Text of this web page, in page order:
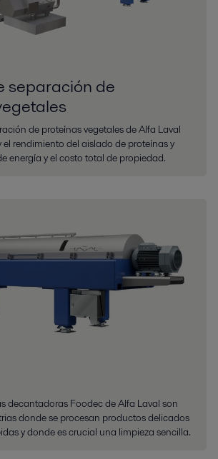
separación de
de proteínas vegetales de Alfa Laval
rendimiento del aislado de proteínas y
energía y el costo total de propiedad.
decantadoras Foodec de Alfa Laval son
donde se procesan productos delicados
y donde es crucial una limpieza sencilla.